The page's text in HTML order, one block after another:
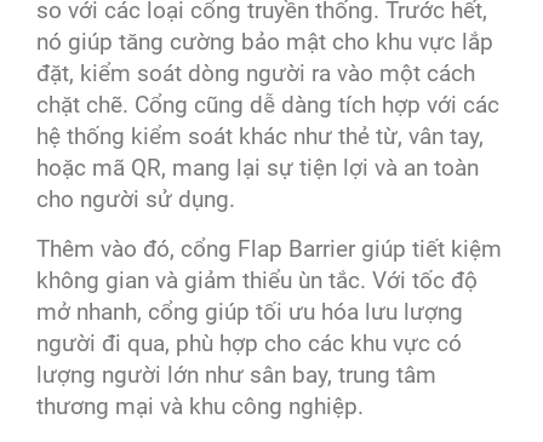
so với các loại cổng truyền thống. Trước hết,
nó giúp tăng cường bảo mật cho khu vực lắp
đặt, kiểm soát dòng người ra vào một cách
chặt chẽ. Cổng cũng dễ dàng tích hợp với các
hệ thống kiểm soát khác như thẻ từ, vân tay,
hoặc mã QR, mang lại sự tiện lợi và an toàn
cho người sử dụng.
Thêm vào đó, cổng Flap Barrier giúp tiết kiệm
không gian và giảm thiểu ùn tắc. Với tốc độ
mở nhanh, cổng giúp tối ưu hóa lưu lượng
người đi qua, phù hợp cho các khu vực có
lượng người lớn như sân bay, trung tâm
thương mại và khu công nghiệp.